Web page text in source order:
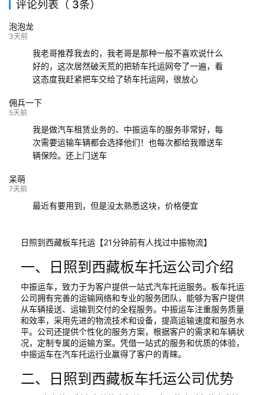
139****9233
评论列表（ 3条）
泡泡龙
3天前
我老哥推荐我去的，我老哥是那种一般不喜欢说什么
好的，这次居然破天荒的把轿车托运网夸了一遍，看
这态度我赶紧把车交给了轿车托运网，很放心
佣兵一下
5天前
我是做汽车租赁业务的、中振运车的服务非常好，每
次需要运输车辆都会选择他们！也每次都给我赠送车
辆保险。还上门送车
呆萌
7天前
最近有要用到，但是没太熟悉这块，价格便宜
日照到西藏板车托运【21分钟前有人找过中振物流】
一、日照到西藏板车托运公司介绍
中振运车，致力于为客户提供一站式汽车托运服务。板车托运
公司拥有完善的运输网络和专业的服务团队，能够为客户提供
从车辆接送、运输到交付的全程服务。中振运车注重服务质量
和效率，采用先进的物流技术和设备，提高运输速度和服务水
平。公司还提供个性化的服务方案，根据客户的需求和车辆状
况，定制专属的运输方案。凭借一站式的服务和优质的体验，
中振运车在汽车托运行业赢得了客户的青睐。
二、日照到西藏板车托运公司优势